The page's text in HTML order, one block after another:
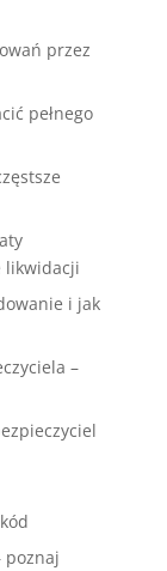
przez
pełnego
likwidacji
i jak
–
poznaj